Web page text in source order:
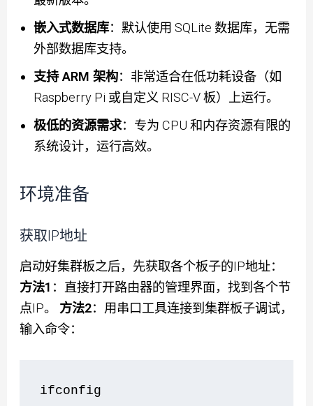
嵌入式数据库：默认使用 SQLite 数据库，无需
外部数据库支持。
支持 ARM 架构：非常适合在低功耗设备（如
Raspberry Pi 或自定义 RISC-V 板）上运行。
极低的资源需求：专为 CPU 和内存资源有限的
系统设计，运行高效。
环境准备
获取IP地址
启动好集群板之后，先获取各个板子的IP地址：
方法1 ：直接打开路由器的管理界面，找到各个节
点IP。 方法2：用串口工具连接到集群板子调试，
输入命令：
ifconfig